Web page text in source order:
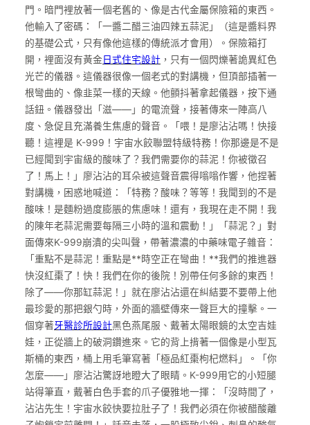
門。暗門裡放著一個老舊的、像是古代金屬保險箱的東西。
他輸入了密碼：「一醬二醋三油四辣五蒜泥」（這是醬料界
的基礎公式，只有像他這樣的傳統派才會用）。保險箱打
開，裡面沒有黃金日式住宅設計 ，只有一個閃爍著詭異紅色
光芒的儀器。這儀器很像一個老式的對講機，但頂部插著一
根彎曲的、像韭菜一樣的天線。他顫抖著拿起儀器，按下通
話鈕。儀器發出「滋——」的電流聲，接著傳來一陣高八
度、急促且充滿養生焦慮的聲音。「喂！是廖沾沾嗎！快接
聽！這裡是 K-999！宇宙水餃聯盟特級特務！你那邊是不是
已經聞到宇宙級的酸味了？我們需要你的蒜泥！你被徵召
了！馬上！」廖沾沾的耳朵被這聲音震得嗡嗡作響，他捏著
對講機，困惑地喊道：「特務？酸味？等等！我聞到的不是
酸味！是麵粉過度膨脹的焦慮味！還有，我現在走不開！我
的陳年老蒜泥需要每隔三小時的溫和震動！」「蒜泥？」對
面傳來K-999崩潰的尖叫聲，帶著濃濃的中藥味電子雜音：
「重點不是蒜泥！重點是**時空正在彎曲！**我們的推進器
快沒紅棗了！快！我們在你的後院！別帶任何多餘的東西！
除了——你那缸蒜泥！」就在廖沾沾還在糾結要不要帶上他
最珍愛的那把銀勺時，外面的牆壁傳來一聲巨大的撞擊。一
個穿著牙醫診所設計黑色燕尾服、戴著太陽眼鏡的太空吉娃
娃，正從牆上的破洞鑽進來。它的背上揹著一個像是小型瓦
斯桶的東西，桶上用毛筆寫著「極品紅棗枸杞燃料」。「你
怎麼——」廖沾沾驚訝地瞪大了眼睛。K-999用它的小短腿
站得筆直，戴著白色手套的爪子優雅地一揮：「沒時間了，
沾沾先生！宇宙水餃快要拉肚子了！我們必須在你被醋酸離